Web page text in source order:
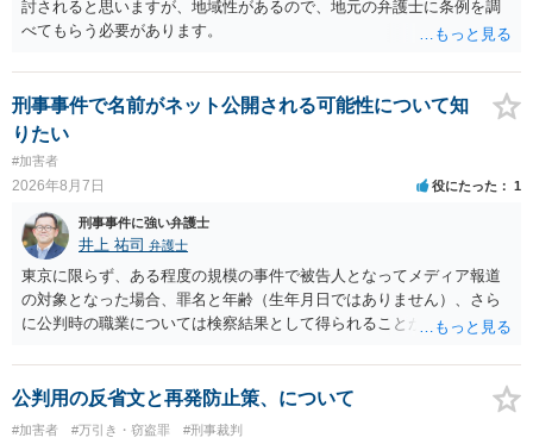
討されると思いますが、地域性があるので、地元の弁護士に条例を調
べてもらう必要があります。
刑事事件で名前がネット公開される可能性について知
りたい
#加害者
2026年8月7日 役にたった 1
刑事事件に強い弁護士
井上 祐司 弁護士
東京に限らず、ある程度の規模の事件で被告人となってメディア報道
の対象となった場合、罪名と年齢（生年月日ではありません）、さら
に公判時の職業については検察結果として得られることが通常です。
公判用の反省文と再発防止策、について
#加害者 #万引き・窃盗罪 #刑事裁判